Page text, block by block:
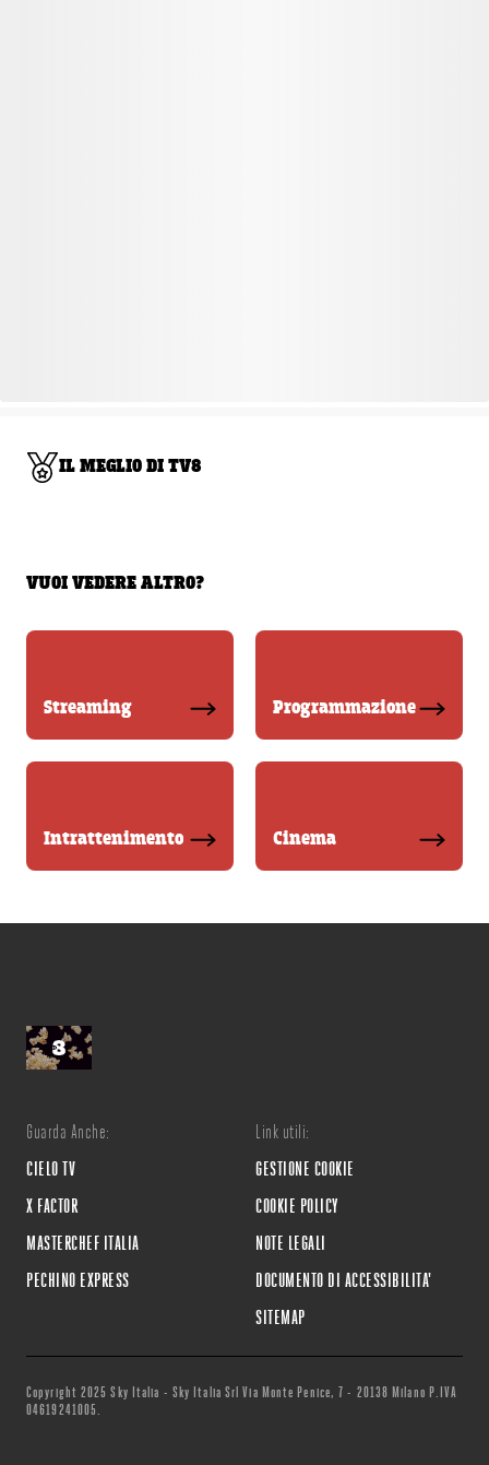
IL MEGLIO DI TV8
VUOI VEDERE ALTRO?
Streaming Programmazione
Intrattenimento Cinema
Guarda Anche:
CIELO TV
X FACTOR
MASTERCHEF ITALIA
PECHINO EXPRESS
Link utili:
GESTIONE COOKIE
COOKIE POLICY
NOTE LEGALI
DOCUMENTO DI ACCESSIBILITA'
SITEMAP
Copyright 2025 Sky Italia - Sky Italia Srl Via Monte Penice, 7 - 20138 Milano P.IVA
04619241005.